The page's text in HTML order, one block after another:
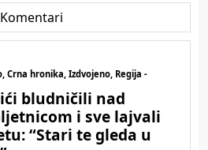
Komentari